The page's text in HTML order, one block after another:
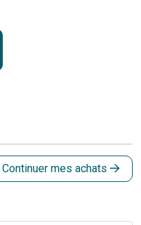
Continuer mes achats